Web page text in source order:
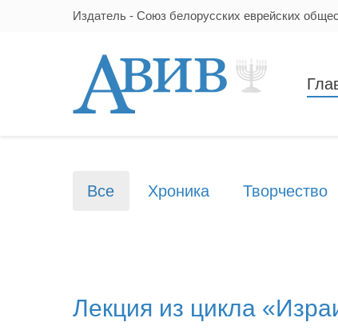
Издатель - Союз белорусских еврейских
Все Хроника Творчество
Лекция из цикла